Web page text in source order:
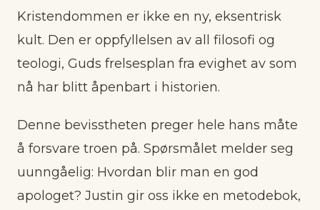
Kristendommen er ikke en ny, eksentrisk
kult. Den er oppfyllelsen av all filosofi og
teologi, Guds frelsesplan fra evighet av som
nå har blitt åpenbart i historien.
Denne bevisstheten preger hele hans måte
å forsvare troen på. Spørsmålet melder seg
uunngåelig: Hvordan blir man en god
apologet? Justin gir oss ikke en metodebok,